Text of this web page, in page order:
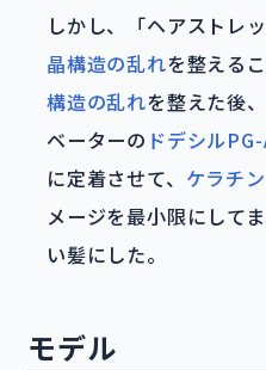
しかし、「ヘアストレ
晶構造の乱れを整える
構造の乱れを整えた後
ベーターの ドデシル
に定着させて、 ケラチ
メージを最小限にして
い髪にした。
モデル